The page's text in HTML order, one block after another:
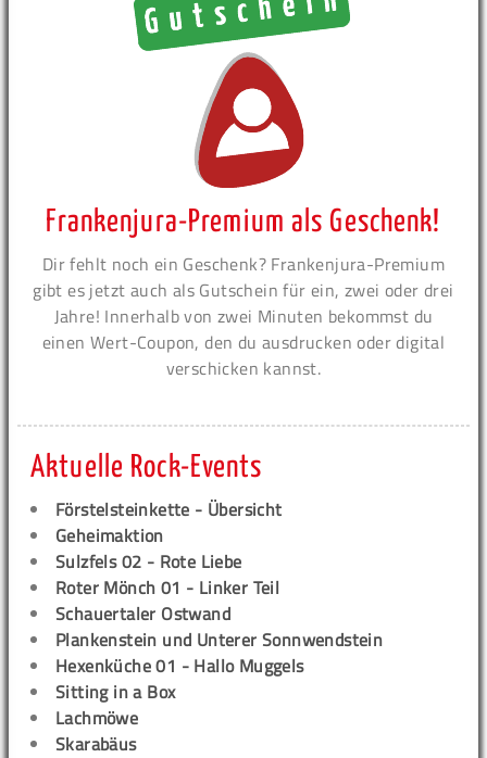
Frankenjura-Premium als Geschenk!
Dir fehlt noch ein Geschenk? Frankenjura-Premium
gibt es jetzt auch als Gutschein für ein, zwei oder drei
Jahre! Innerhalb von zwei Minuten bekommst du
einen Wert-Coupon, den du ausdrucken oder digital
verschicken kannst.
Aktuelle Rock-Events
Förstelsteinkette - Übersicht
Geheimaktion
Sulzfels 02 - Rote Liebe
Roter Mönch 01 - Linker Teil
Schauertaler Ostwand
Plankenstein und Unterer Sonnwendstein
Hexenküche 01 - Hallo Muggels
Sitting in a Box
Lachmöwe
Skarabäus